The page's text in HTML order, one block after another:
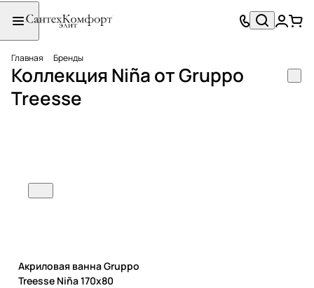
Главная Бренды
Коллекция Niña от Gruppo
Treesse
Акриловая ванна Gruppo
Treesse Niña 170x80